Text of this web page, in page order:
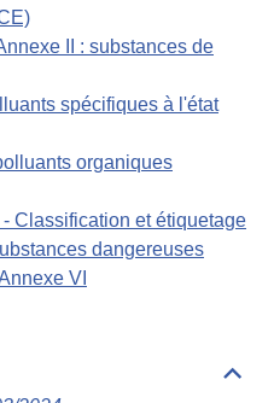
II : substances de
spécifiques à l'état
organiques
Classification et étiquetage
dangereuses
VI